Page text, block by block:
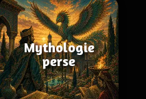
Mythologie
perse